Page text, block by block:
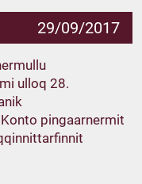
29/09/2017
ulloq 28.
pingaarnermit